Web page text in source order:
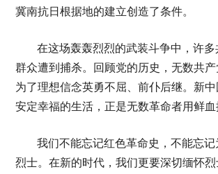
冀南抗日根据地的建立创造了条件。
在这场轰轰烈烈的武装斗争中，许
群众遭到捕杀。回顾党的历史，无数共
为了理想信念英勇不屈、前仆后继。新
安定幸福的生活，正是无数革命者用鲜血
我们不能忘记红色革命史，不能忘
烈士。在新的时代，我们更要深切缅怀